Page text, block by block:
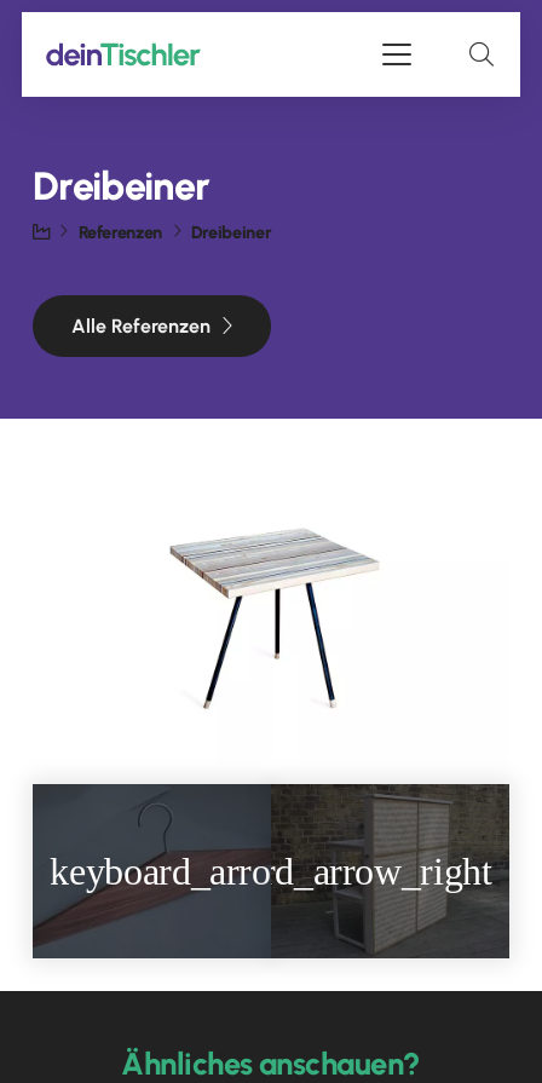
Dreibeiner
Referenzen Dreibeiner
Alle Referenzen
Kleiderhaken
mobile
Klappbar
Ähnliches anschauen?